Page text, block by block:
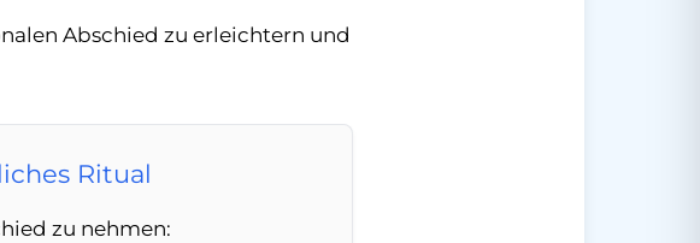
Abschied zu erleichtern und
Ritual
zu nehmen: